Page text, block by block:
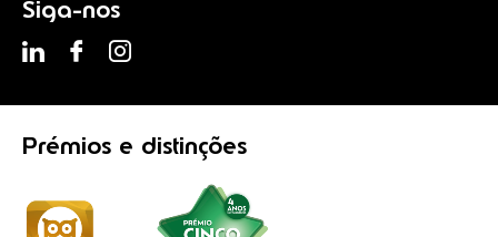
Siga-nos
Prémios e distinções